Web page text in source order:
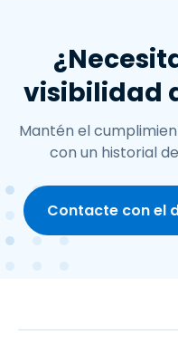
visibilidad
Mantén el
con un historial
Contacte con el